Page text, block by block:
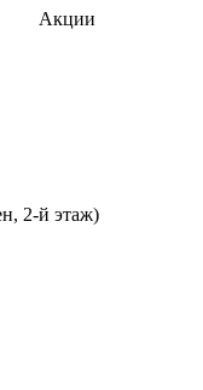
Акции
2-й этаж)